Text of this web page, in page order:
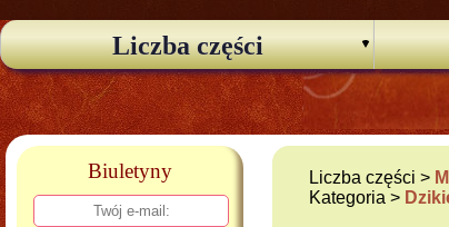
Liczba części
Biuletyny Liczba części >
Kategoria >